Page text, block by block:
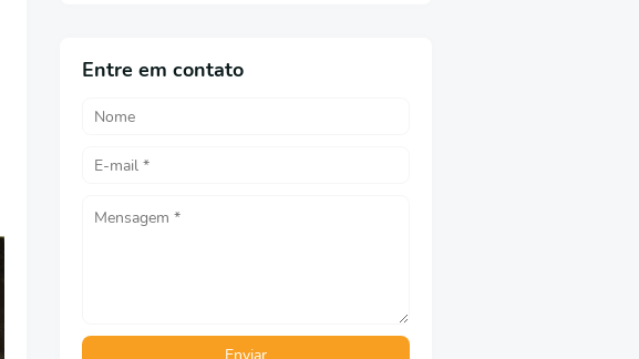
Entre em contato